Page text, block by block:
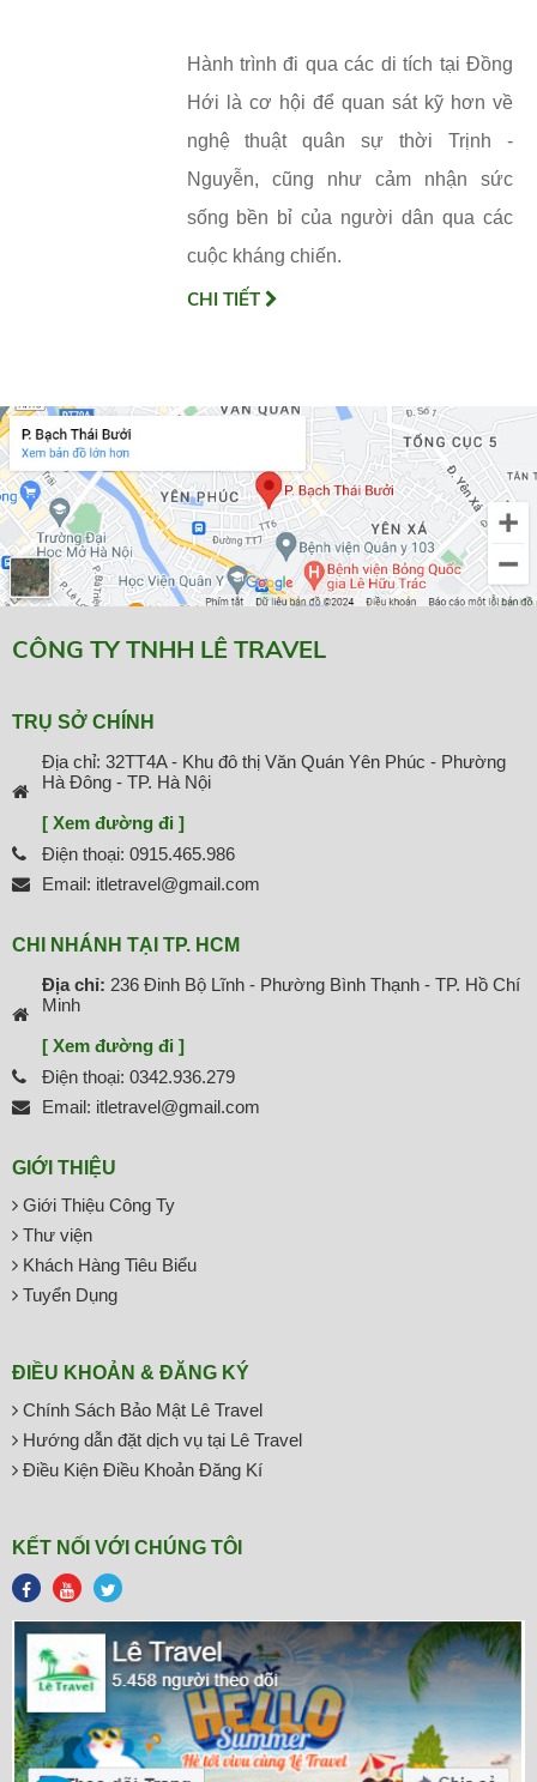
Hành trình đi qua các di tích tại Đồng
Hới là cơ hội để quan sát kỹ hơn về
nghệ thuật quân sự thời Trịnh -
Nguyễn, cũng như cảm nhận sức
sống bền bỉ của người dân qua các
cuộc kháng chiến.
CHI TIẾT
CÔNG TY TNHH LÊ TRAVEL
TRỤ SỞ CHÍNH
Địa chỉ: 32TT4A - Khu đô thị Văn Quán Yên Phúc - Phường
Hà Đông - TP. Hà Nội
[ Xem đường đi ]
Điện thoại: 0915.465.986
Email: itletravel@gmail.com
CHI NHÁNH TẠI TP. HCM
Địa chỉ: 236 Đinh Bộ Lĩnh - Phường Bình Thạnh - TP. Hồ Chí
Minh
[ Xem đường đi ]
Điện thoại: 0342.936.279
Email: itletravel@gmail.com
GIỚI THIỆU
Giới Thiệu Công Ty
Thư viện
Khách Hàng Tiêu Biểu
Tuyển Dụng
ĐIỀU KHOẢN & ĐĂNG KÝ
Chính Sách Bảo Mật Lê Travel
Hướng dẫn đặt dịch vụ tại Lê Travel
Điều Kiện Điều Khoản Đăng Kí
KẾT NỐI VỚI CHÚNG TÔI